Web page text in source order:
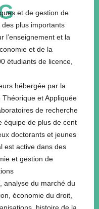
et de gestion de
des plus importants
l’enseignement et la
et de la
étudiants de licence,
hébergée par la
Théorique et Appliquée
de recherche
équipe de plus de cent
doctorants et jeunes
est active dans des
et gestion de
analyse du marché du
économie du droit,